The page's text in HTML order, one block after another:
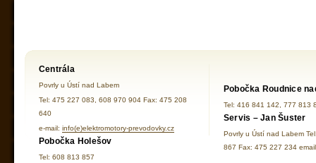
Centrála
Povrly u Ústí nad Labem
Tel: 475 227 083, 608 970 904 Fax: 475 208
640
e-mail: info(e)elektromotory-prevodovky.cz
Pobočka Holešov
Tel: 608 813 857
Pobočka Roudnice
Tel: 416 841 142, 777 813
Servis – Jan Šuster
Povrly u Ústí nad Labem
867 Fax: 475 227 234